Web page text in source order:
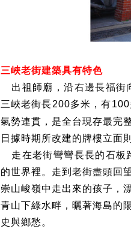
三峽老街建築具有特色
出祖師廟，沿右邊長福街
三峽老街長200多米，有100
氣勢連貫，是全台現存最完
日據時期所改建的牌樓立面
走在老街彎彎長長的石
的世界裡。走到老街盡頭回
崇山峻嶺中走出來的孩子，
青山下綠水畔，曬著海島的
史與鄉愁。